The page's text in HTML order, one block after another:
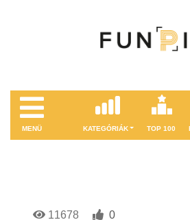
MENÜ KATEGÓRIÁK TOP 100
11678
0